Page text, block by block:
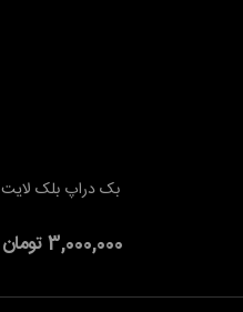
افزودن به سبد خریدبک دراپ بلک لایت
3,000,000 تومان